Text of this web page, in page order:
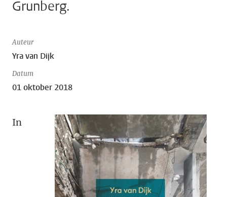
Grunberg.
Auteur
Yra van Dijk
Datum
01 oktober 2018
In